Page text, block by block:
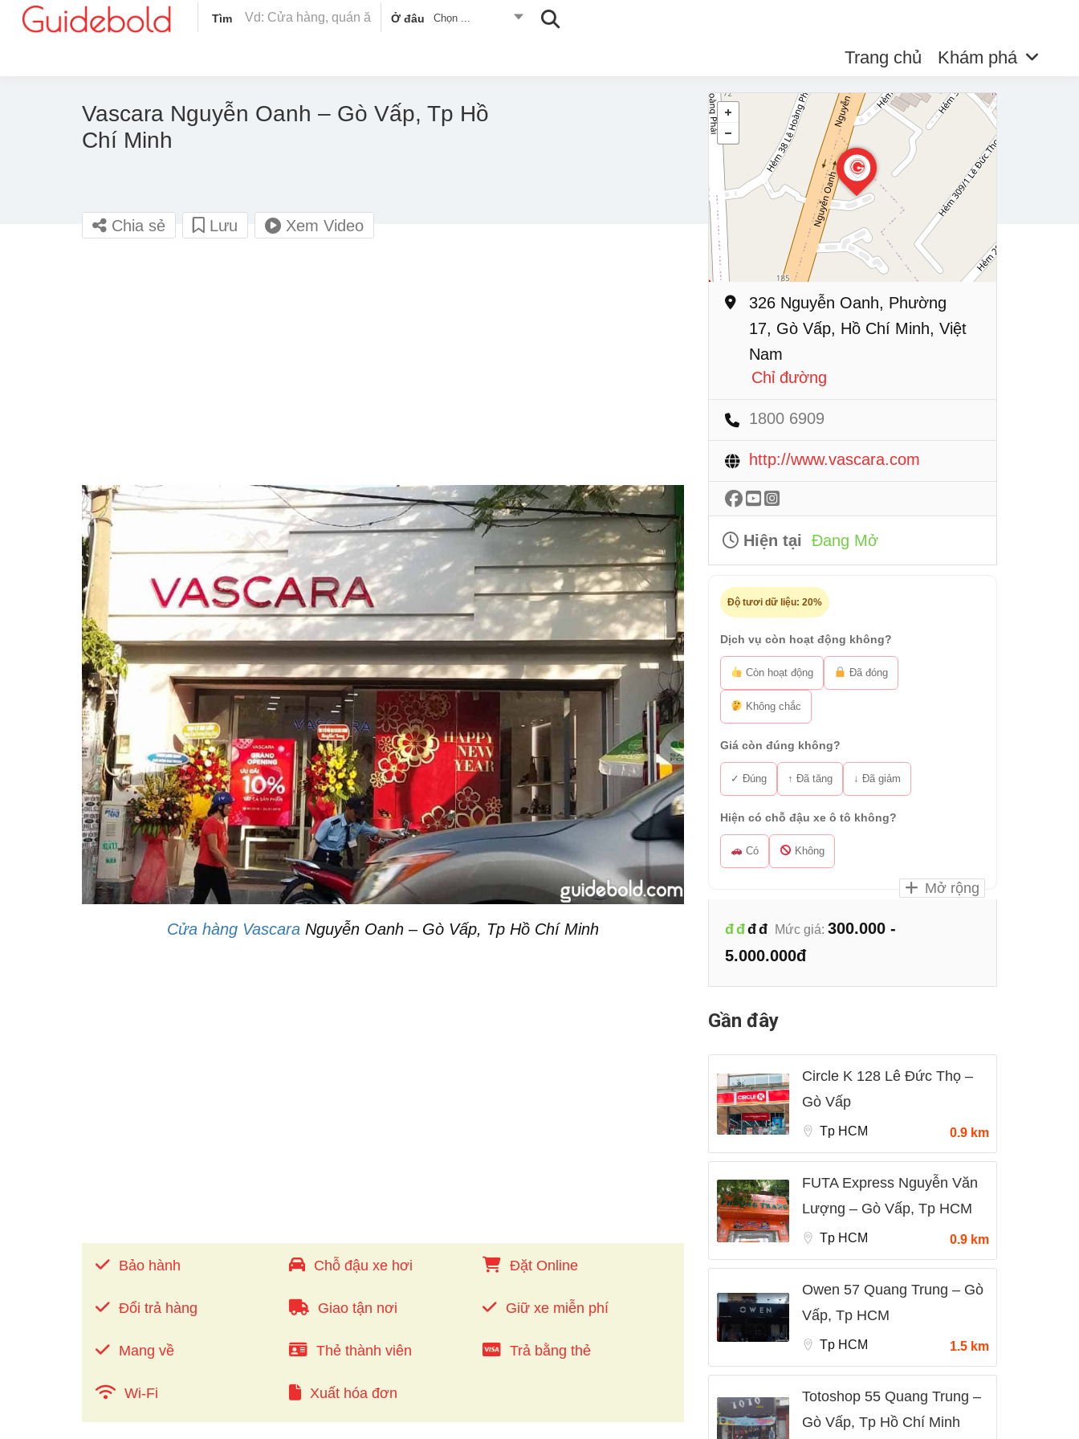
Tìm Ở đâu Chọn ...
Trang chủ Khám phá
Vascara Nguyễn Oanh – Gò Vấp, Tp Hồ
Chí Minh
Chia sẻ Lưu Xem Video
Cửa hàng Vascara Nguyễn Oanh – Gò Vấp, Tp Hồ Chí Minh
Bảo hành Chỗ đậu xe hơi Đặt Online
Đổi trả hàng Giao tận nơi Giữ xe miễn phí
Mang về Thẻ thành viên Trả bằng thẻ
Wi-Fi Xuất hóa đơn
326 Nguyễn Oanh, Phường
17, Gò Vấp, Hồ Chí Minh, Việt
Nam
Chỉ đường
1800 6909
http://www.vascara.com
Hiện tại Đang Mở
Độ tươi dữ liệu: 20%
Dịch vụ còn hoạt động không?
Còn hoạt động Đã đóng
Không chắc
Giá còn đúng không?
✓ Đúng ↑ Đã tăng ↓ Đã giảm
Hiện có chỗ đậu xe ô tô không?
Có Không
Mở rộng
đđđđ Mức giá: 300.000 -
5.000.000đ
Gần đây
Circle K 128 Lê Đức Thọ –
Gò Vấp
Tp HCM 0.9 km
FUTA Express Nguyễn Văn
Lượng – Gò Vấp, Tp HCM
Tp HCM 0.9 km
Owen 57 Quang Trung – Gò
Vấp, Tp HCM
Tp HCM 1.5 km
Totoshop 55 Quang Trung –
Gò Vấp, Tp Hồ Chí Minh